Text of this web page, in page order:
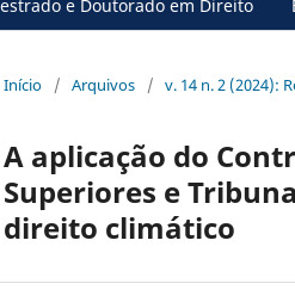
e Doutorado em Direito
Início / Arquivos / v. 14 n. 2 (2024):
A aplicação do
Superiores e
direito climático